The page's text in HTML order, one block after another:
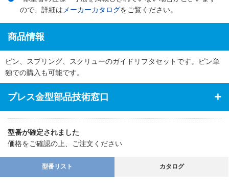
ので、詳細は メーカーカタログをご覧ください。
商品情報
ピン、スプリング、スクリューのガイドリフタセットです。ピン単
独での購入も可能です。
プレス金型部品技術窓口
型番が確定されました
価格をご確認の上、ご注文ください
型番リスト カタログ